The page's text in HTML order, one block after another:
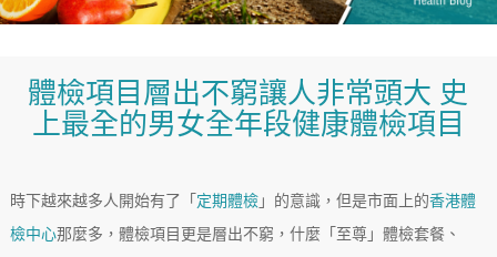
體檢項目層出不窮讓人非常頭大 史
上最全的男女全年段健康體檢項目
時下越來越多人開始有了「 定期體檢」的意識，但是市面上的香港體
檢中心那麼多，體檢項目更是層出不窮，什麼「至尊」體檢套餐、